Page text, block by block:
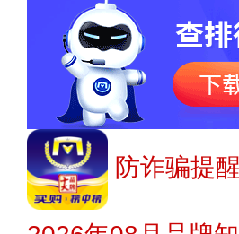
防诈骗提